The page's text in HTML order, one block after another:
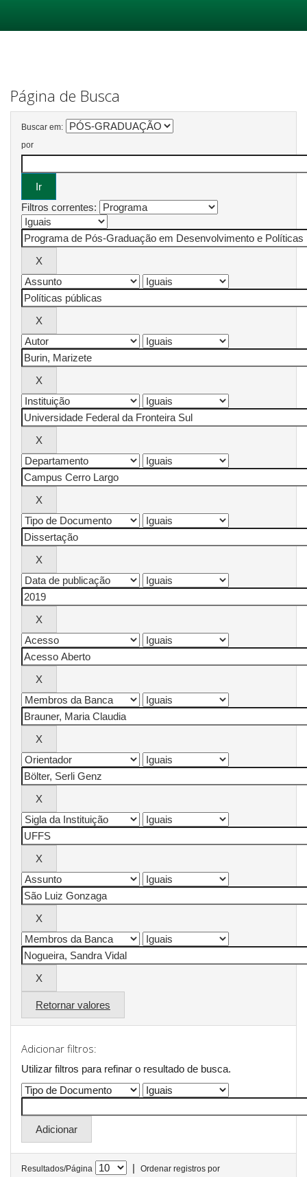
Página de Busca
Buscar em:
por
Filtros correntes:
Retornar valores
Adicionar filtros:
Utilizar filtros para refinar o resultado de busca.
Resultados/Página |
Ordenar registros por